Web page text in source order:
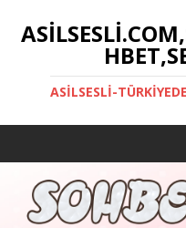
ASILSESLI-